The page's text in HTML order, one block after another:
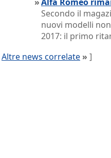
Secondo il
nuovi modelli
2017: il primo
Altre news correlate » ]